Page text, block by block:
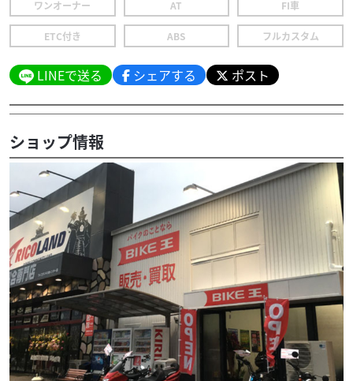
ワンオーナー AT FI車
ETC付き ABS フルカスタム
LINEで送る シェアする ポスト
ショップ情報